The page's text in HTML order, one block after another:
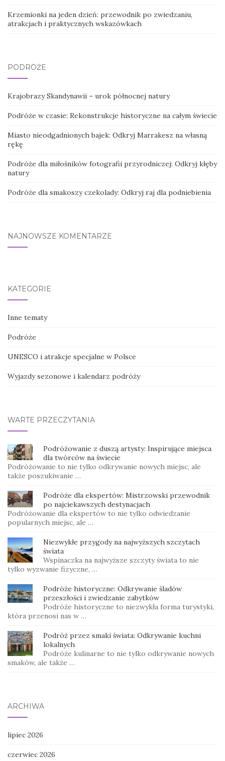
Krzemionki na jeden dzień: przewodnik po zwiedzaniu,
atrakcjach i praktycznych wskazówkach
PODRÓŻE
Krajobrazy Skandynawii – urok północnej natury
Podróże w czasie: Rekonstrukcje historyczne na całym świecie
Miasto nieodgadnionych bajek: Odkryj Marrakesz na własną
rękę
Podróże dla miłośników fotografii przyrodniczej: Odkryj kłęby
natury
Podróże dla smakoszy czekolady: Odkryj raj dla podniebienia
NAJNOWSZE KOMENTARZE
KATEGORIE
Inne tematy
Podróże
UNESCO i atrakcje specjalne w Polsce
Wyjazdy sezonowe i kalendarz podróży
WARTE PRZECZYTANIA
Podróżowanie z duszą artysty: Inspirujące miejsca
dla twórców na świecie
Podróżowanie to nie tylko odkrywanie nowych miejsc, ale
także poszukiwanie …
Podróże dla ekspertów: Mistrzowski przewodnik
po najciekawszych destynacjach
Podróżowanie dla ekspertów to nie tylko odwiedzanie
popularnych miejsc, ale …
Niezwykłe przygody na najwyższych szczytach
świata
Wspinaczka na najwyższe szczyty świata to nie
tylko wyzwanie fizyczne, …
Podróże historyczne: Odkrywanie śladów
przeszłości i zwiedzanie zabytków
Podróże historyczne to niezwykła forma turystyki,
która przenosi nas w …
Podróż przez smaki świata: Odkrywanie kuchni
lokalnych
Podróże kulinarne to nie tylko odkrywanie nowych
smaków, ale także …
ARCHIWA
lipiec 2026
czerwiec 2026